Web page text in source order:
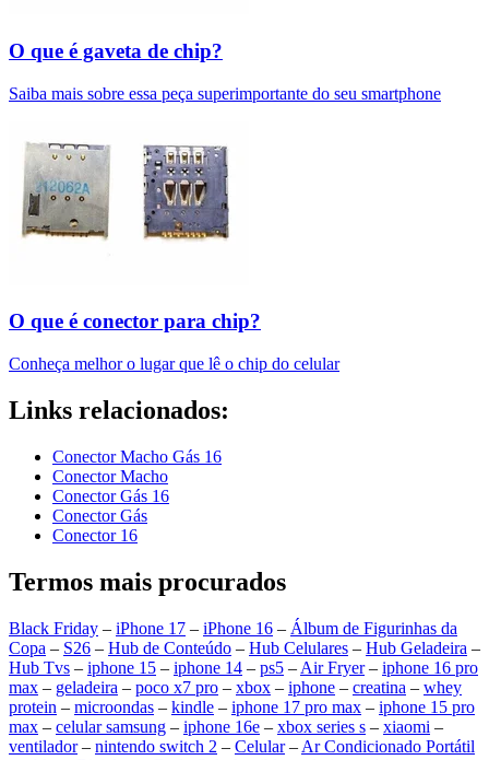
O que é gaveta de chip?
Saiba mais sobre essa peça superimportante do seu smartphone
O que é conector para chip?
Conheça melhor o lugar que lê o chip do celular
Links relacionados:
Conector Macho Gás 16
Conector Macho
Conector Gás 16
Conector Gás
Conector 16
Termos mais procurados
Black Friday – iPhone 17 – iPhone 16 – Álbum de Figurinhas da
Copa – S26 – Hub de Conteúdo – Hub Celulares – Hub Geladeira –
Hub Tvs – iphone 15 – iphone 14 – ps5 – Air Fryer– iphone 16 pro
max – geladeira – poco x7 pro – xbox – iphone – creatina – whey
protein – microondas – kindle – iphone 17 pro max – iphone 15 pro
max – celular samsung – iphone 16e – xbox series s – xiaomi –
ventilador– nintendo switch 2 – Celular– Ar Condicionado Portátil